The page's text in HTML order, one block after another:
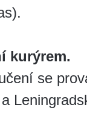
kurýrem.
se